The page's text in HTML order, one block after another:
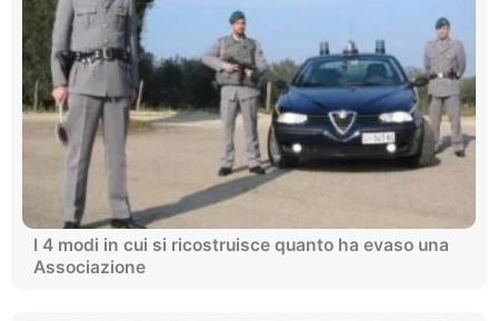
I 4 modi in cui si ricostruisce quanto ha evaso una
Associazione